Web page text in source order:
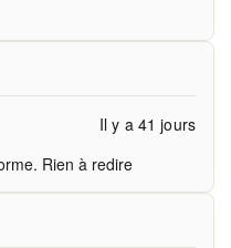
Il y a 41 jours
Rien à redire